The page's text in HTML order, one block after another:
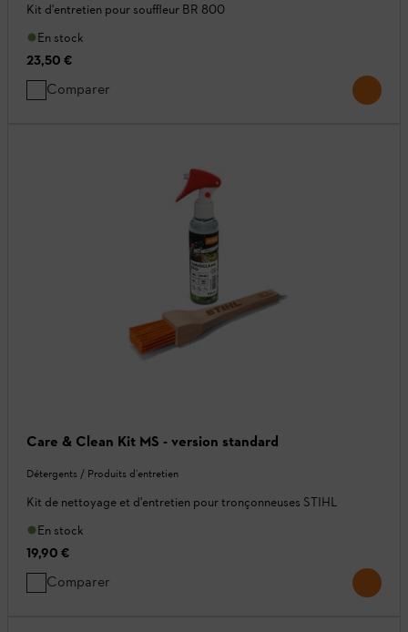
Kit d'entretien pour souffleur BR 800
En stock
23,50 €
Comparer
Care & Clean Kit MS - version standard
Détergents / Produits d’entretien
Kit de nettoyage et d'entretien pour tronçonneuses STIHL
En stock
19,90 €
Comparer